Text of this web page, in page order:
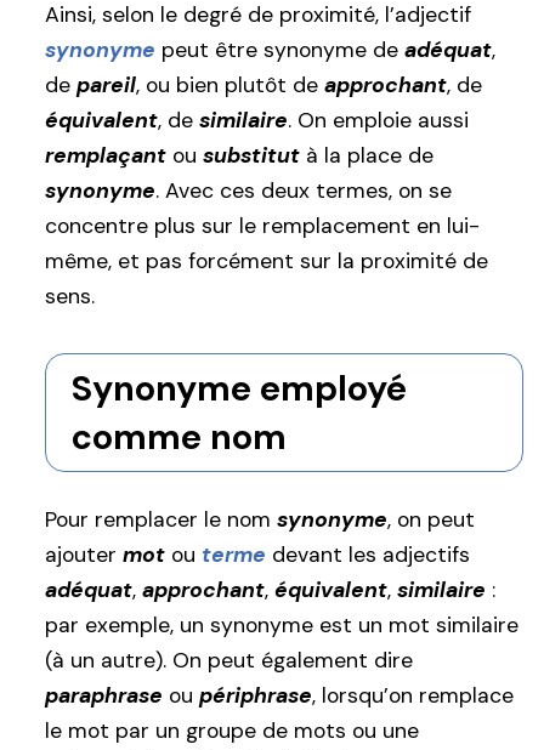
Ainsi, selon le degré de proximité, l’adjectif
synonyme peut être synonyme de adéquat,
de pareil, ou bien plutôt de approchant, de
équivalent, de similaire. On emploie aussi
remplaçant ou substitut à la place de
synonyme. Avec ces deux termes, on se
concentre plus sur le remplacement en lui-
même, et pas forcément sur la proximité de
sens.
Synonyme employé
comme nom
Pour remplacer le nom synonyme, on peut
ajouter mot ou terme devant les adjectifs
adéquat, approchant, équivalent, similaire :
par exemple, un synonyme est un mot similaire
(à un autre). On peut également dire
paraphrase ou périphrase, lorsqu’on remplace
le mot par un groupe de mots ou une